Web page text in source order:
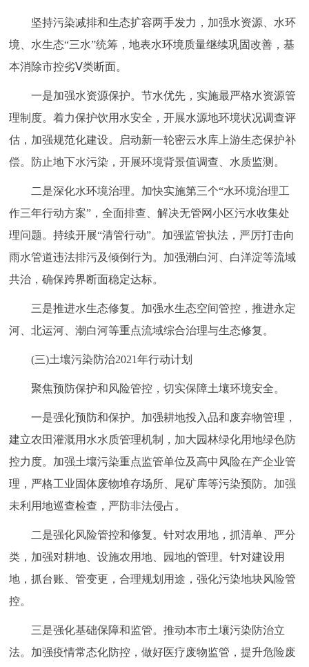
坚持污染减排和生态扩容两手发力，加强水资源、水环
境、水生态“三水”统筹，地表水环境质量继续巩固改善，基
本消除市控劣Ⅴ类断面。
一是加强水资源保护。节水优先，实施最严格水资源管
理制度。着力保护饮用水安全，开展水源地环境状况调查评
估，加强规范化建设。启动新一轮密云水库上游生态保护补
偿。防止地下水污染，开展环境背景值调查、水质监测。
二是深化水环境治理。加快实施第三个“水环境治理工
作三年行动方案”，全面排查、解决无管网小区污水收集处
理问题。持续开展“清管行动”。加强监管执法，严厉打击向
雨水管道违法排污及倾倒行为。加强潮白河、白洋淀等流域
共治，确保跨界断面稳定达标。
三是推进水生态修复。加强水生态空间管控，推进永定
河、北运河、潮白河等重点流域综合治理与生态修复。
(三)土壤污染防治2021年行动计划
聚焦预防保护和风险管控，切实保障土壤环境安全。
一是强化预防和保护。加强耕地投入品和废弃物管理，
建立农田灌溉用水水质管理机制，加大园林绿化用地绿色防
控力度。加强土壤污染重点监管单位及高中风险在产企业管
理，严格工业固体废物堆存场所、尾矿库等污染预防。加强
未利用地巡查检查，严防非法侵占。
二是强化风险管控和修复。针对农用地，抓清单、严分
类，加强对耕地、设施农用地、园地的管理。针对建设用
地，抓台账、管变更，合理规划用途，强化污染地块风险管
控。
三是强化基础保障和监管。推动本市土壤污染防治立
法。加强疫情常态化防控，做好医疗废物监管，提升危险废